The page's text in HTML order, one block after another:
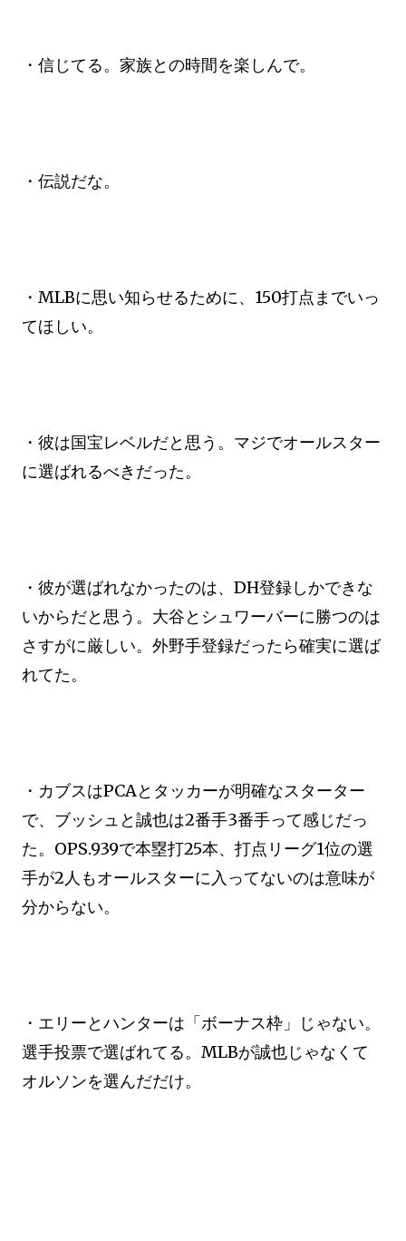
・信じてる。家族との時間を楽しんで。
・伝説だな。
・MLBに思い知らせるために、150打点までいっ
てほしい。
・彼は国宝レベルだと思う。マジでオールスター
に選ばれるべきだった。
・彼が選ばれなかったのは、DH登録しかできな
いからだと思う。大谷とシュワーバーに勝つのは
さすがに厳しい。外野手登録だったら確実に選ば
れてた。
・カブスはPCAとタッカーが明確なスターター
で、ブッシュと誠也は2番手3番手って感じだっ
た。OPS.939で本塁打25本、打点リーグ1位の選
手が2人もオールスターに入ってないのは意味が
分からない。
・エリーとハンターは「ボーナス枠」じゃない。
選手投票で選ばれてる。MLBが誠也じゃなくて
オルソンを選んだだけ。